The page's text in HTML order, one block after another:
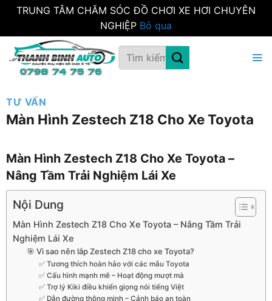
TRUNG TÂM CHĂM SÓC ĐỒ CHƠI XE HƠI CHUYÊN
NGHIỆP Bỏ qua
qua
Tìm
kiếm:
TƯ VẤN
Màn Hình Zestech Z18 Cho Xe Toyota
Màn Hình Zestech Z18 Cho Xe Toyota –
Nâng Tầm Trải Nghiệm Lái Xe
Nội Dung
Màn Hình Zestech Z18 Cho Xe Toyota – Nâng Tầm Trải
Nghiệm Lái Xe
🎯 Vì sao nên lắp Zestech Z18 cho xe Toyota?
✅ Tương thích hoàn hảo với các mẫu Toyota
✅ Cấu hình mạnh mẽ – Hoạt động mượt mà
✅ Trợ lý Kiki điều khiển giọng nói tiếng Việt
✅ Dẫn đường thông minh – Cảnh báo an toàn